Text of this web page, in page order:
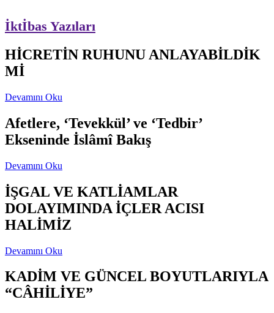
İktİbas Yazıları
HİCRETİN RUHUNU ANLAYABİLDİK
Mİ
Devamını Oku
Afetlere, ‘Tevekkül’ ve ‘Tedbir’
Ekseninde İslâmî Bakış
Devamını Oku
İŞGAL VE KATLİAMLAR
DOLAYIMINDA İÇLER ACISI
HALİMİZ
Devamını Oku
KADİM VE GÜNCEL BOYUTLARIYLA
“CÂHİLİYE”